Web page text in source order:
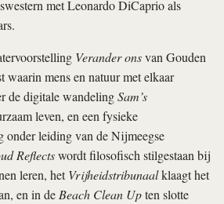
met Leonardo DiCaprio als
Verander onsvan Gouden
waarin mens en natuur met elkaar
de digitale wandelingSam’s
leven, en een fysieke
onder leiding van de Nijmeegse
Reflectswordt filosofisch stilgestaan bij
leren, hetVrijheidstribunaalklaagt het
en in deBeach Clean Upten slotte